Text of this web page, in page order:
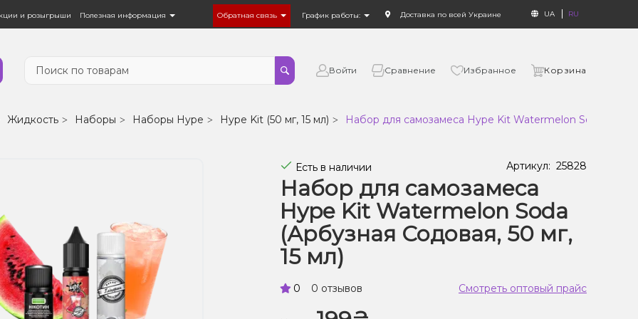
и розыгрыши Полезная информация Обратная связь График работы: Доставка по всей Украине UA RU
Войти Сравнение Избранное Корзина
Жидкость Наборы Наборы Hype Hype Kit (50 мг, 15 мл) Набор для самозамеса Hype Kit Watermelon Soda
Есть в наличии Артикул: 25828
Набор для самозамеса
Hype Kit Watermelon Soda
(Арбузная Содовая, 50 мг,
15 мл)
0 0 отзывов Смотреть оптовый прайс